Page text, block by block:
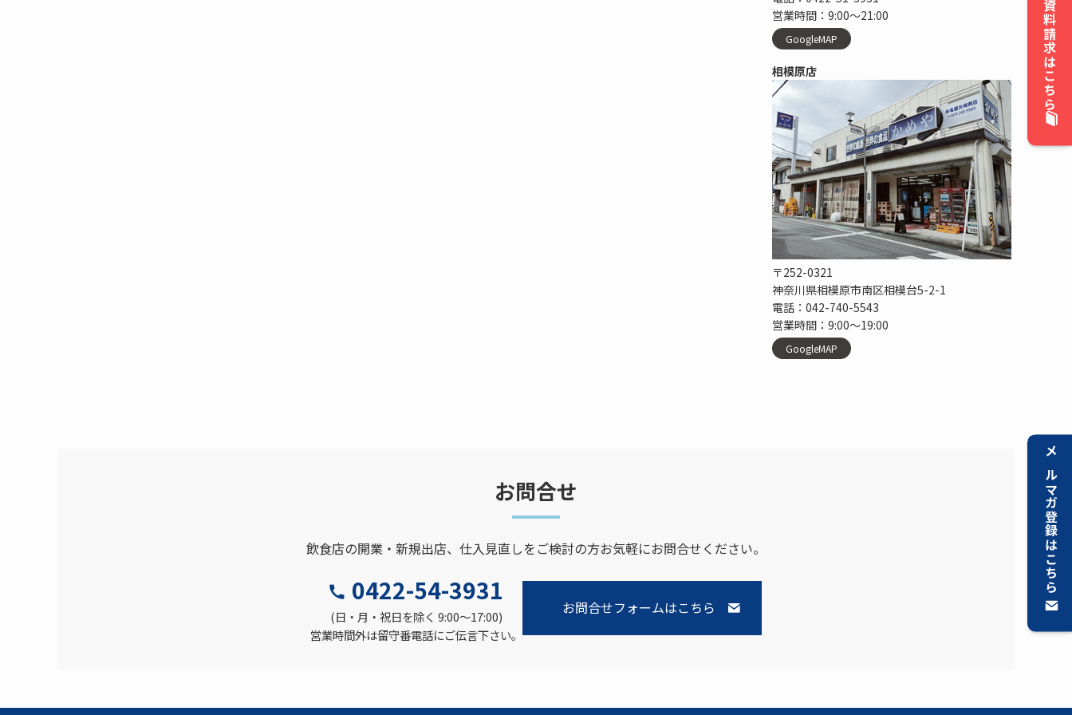
営業時間：9:00〜21:00
GoogleMAP
相模原店
〒252-0321
神奈川県相模原市南区相模台5-2-1
電話：042-740-5543
営業時間：9:00〜19:00
GoogleMAP
お問合せ
飲食店の開業・新規出店、仕入見直しをご検討の方お気軽にお問合せください。
0422-54-3931
(日・月・祝日を除く 9:00〜17:00)
営業時間外は留守番電話にご伝言下さい。
お問合せフォームはこちら
資料請求はこちら
メルマガ登録はこちら